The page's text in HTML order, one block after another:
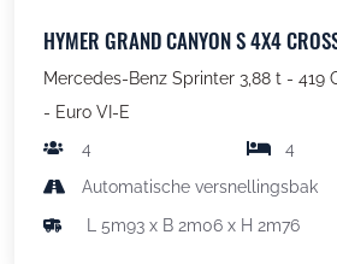
HYMER GRAND CANYON S 4X4
Mercedes-Benz Sprinter 3,88 t - 419
- Euro VI-E
4
4
Automatische versnellingsbak
L 5m93 x B 2m06 x H 2m76